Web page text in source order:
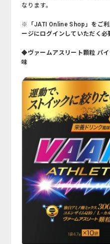
なります。
※「JATI Online Shop」をご利
ージにログインしていただく必
◆ヴァームアスリート顆粒 パ
味